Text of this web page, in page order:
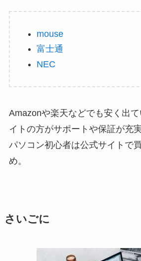
mouse
富士通
NEC
Amazonや楽天などでも安く出
イトの方がサポートや保証が充
パソコン初心者は公式サイトで
め。
さいごに